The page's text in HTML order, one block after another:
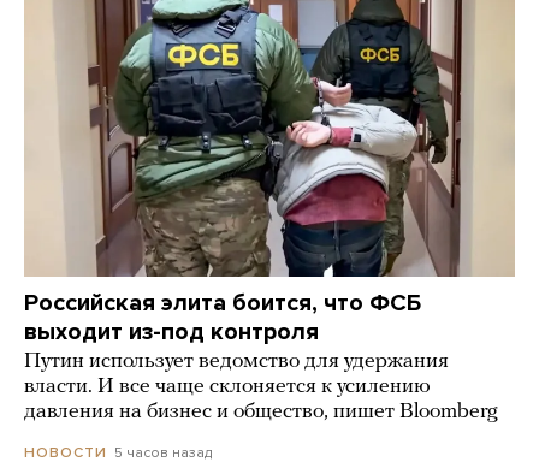
Российская элита боится, что ФСБ
выходит из-под контроля
Путин использует ведомство для удержания
власти. И все чаще склоняется к усилению
давления на бизнес и общество, пишет Bloomberg
НОВОСТИ 5 часов назад